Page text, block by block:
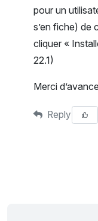
pour un
s’en fiche) de
cliquer «
22.1)
Merci d’avance
Reply